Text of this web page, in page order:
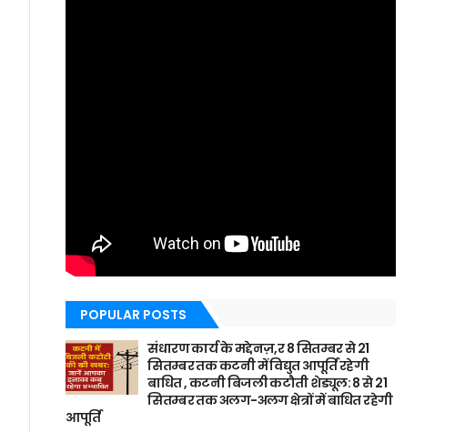
POPULAR POSTS
संधारण कार्य के मद्देनज़,र 8 सितम्बर से 21
सितम्बर तक कटनी में विद्युत आपूर्ति रहेगी
बाधित , कटनी बिजली कटौती शेड्यूल: 8 से 21
सितम्बर तक अलग-अलग क्षेत्रों में बाधित रहेगी
आपूर्ति